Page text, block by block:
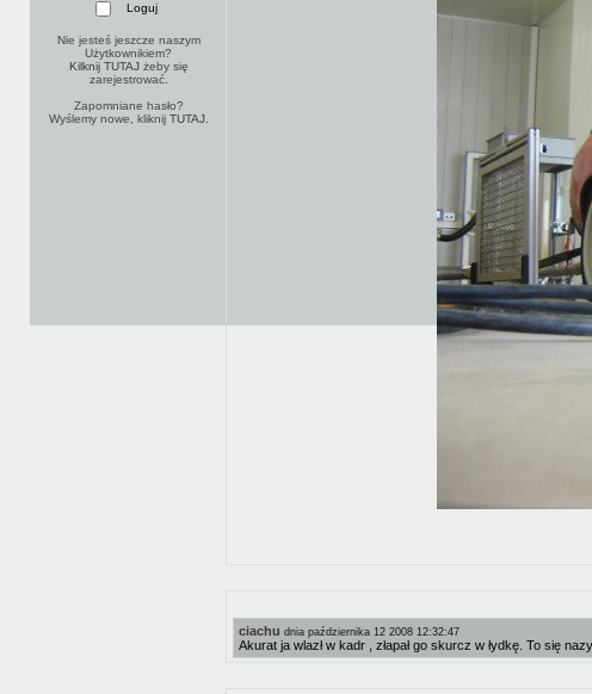
Nie jesteś jeszcze naszym
Użytkownikiem?
Kilknij TUTAJżeby się
zarejestrować.
Zapomniane hasło?
Wyślemy nowe, kliknij TUTAJ.
ciachu dnia października 12 2008 12:32:47
Akurat ja wlazł w kadr , złapał go skurcz w łydkę. To się